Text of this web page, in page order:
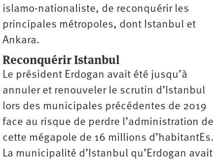
islamo-nationaliste, de reconquérir les
principales métropoles, dont Istanbul et
Ankara.
Reconquérir Istanbul
Le président Erdogan avait été jusqu’à
annuler et renouveler le scrutin d’Istanbul
lors des municipales précédentes de 2019
face au risque de perdre l’administration de
cette mégapole de 16 millions d’habitantEs.
La municipalité d’Istanbul qu’Erdogan avait